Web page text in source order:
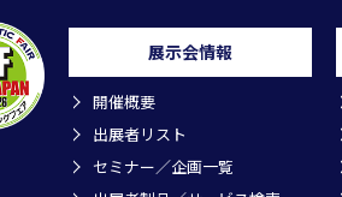
展示会情報
開催概要
出展者リスト
セミナー／企画一覧